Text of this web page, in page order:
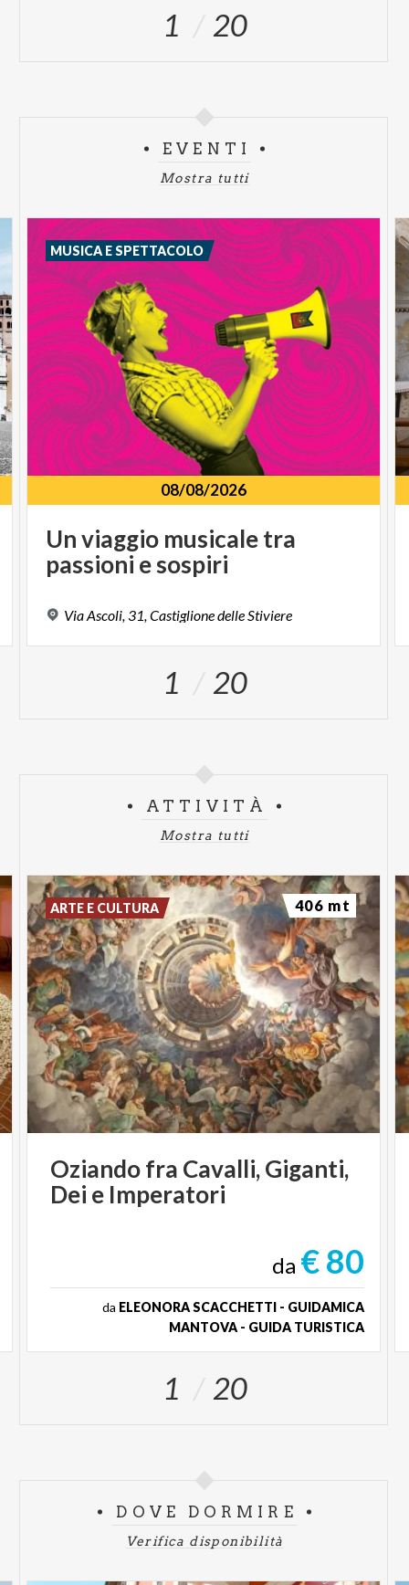
1 20
EVENTI
Mostra tutti
08/08/2026
Unviaggio musicaletra
passioni esospiri
ViaAscoli,31,CastiglionedelleStiviere
MUSICA E SPETTACOLO
1 20
ATTIVITÀ
Mostra tutti
Oziandofra Cavalli,Giganti,
Dei e Imperatori
da € 80
da ELEONORA SCACCHETTI - GUIDAMICA
MANTOVA - GUIDA TURISTICA
ARTE E CULTURA 406 mt
1 20
DOVE DORMIRE
Verifica disponibilità